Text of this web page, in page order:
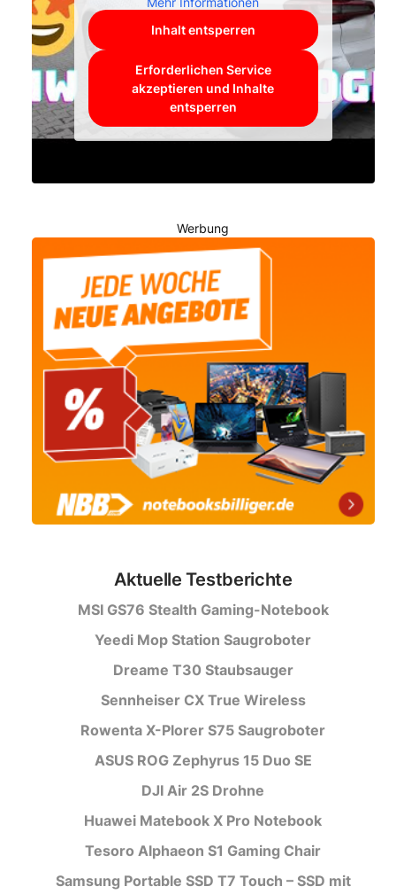
Inhalt entsperren
Erforderlichen Service
akzeptieren und Inhalte
entsperren
Werbung
Aktuelle Testberichte
MSI GS76 Stealth Gaming-Notebook
Yeedi Mop Station Saugroboter
Dreame T30 Staubsauger
Sennheiser CX True Wireless
Rowenta X-Plorer S75 Saugroboter
ASUS ROG Zephyrus 15 Duo SE
DJI Air 2S Drohne
Huawei Matebook X Pro Notebook
Tesoro Alphaeon S1 Gaming Chair
Samsung Portable SSD T7 Touch – SSD mit